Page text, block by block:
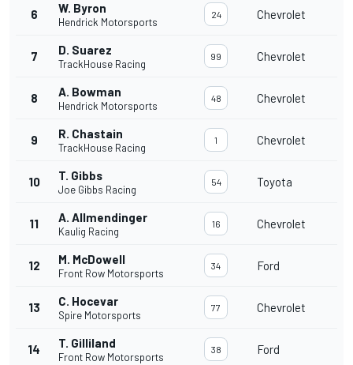
6 W. Byron
Hendrick Motorsports
24 Chevrolet
7 D. Suarez
TrackHouse Racing
99 Chevrolet
8 A. Bowman
Hendrick Motorsports
48 Chevrolet
9 R. Chastain
TrackHouse Racing
1 Chevrolet
10 T. Gibbs
Joe Gibbs Racing
54 Toyota
11 A. Allmendinger
Kaulig Racing
16 Chevrolet
12 M. McDowell
Front Row Motorsports
34 Ford
13 C. Hocevar
Spire Motorsports
77 Chevrolet
14 T. Gilliland
Front Row Motorsports
38 Ford